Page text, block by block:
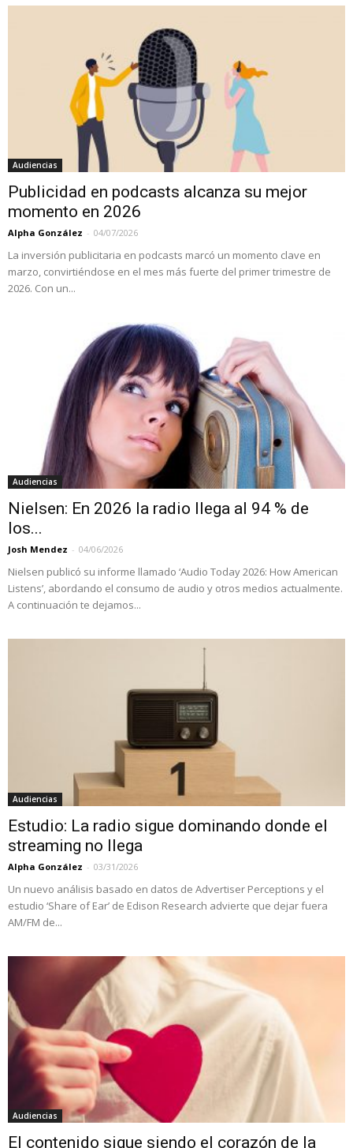
Audiencias
Publicidad en podcasts alcanza su mejor
momento en 2026
Alpha González - 04/07/2026
La inversión publicitaria en podcasts marcó un momento clave en
marzo, convirtiéndose en el mes más fuerte del primer trimestre de
2026. Con un...
Audiencias
Nielsen: En 2026 la radio llega al 94 % de
los...
Josh Mendez - 04/06/2026
Nielsen publicó su informe llamado ‘Audio Today 2026: How American
Listens’, abordando el consumo de audio y otros medios actualmente.
A continuación te dejamos...
Audiencias
Estudio: La radio sigue dominando donde el
streaming no llega
Alpha González - 03/31/2026
Un nuevo análisis basado en datos de Advertiser Perceptions y el
estudio ‘Share of Ear’ de Edison Research advierte que dejar fuera
AM/FM de...
Audiencias
El contenido sigue siendo el corazón de la